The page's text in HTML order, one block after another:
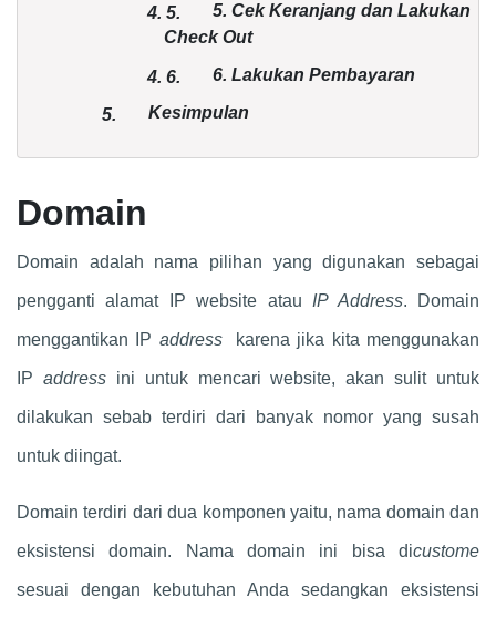
4. 5.
5. Cek Keranjang dan Lakukan
Check Out
4. 6. 6. Lakukan Pembayaran
5. Kesimpulan
Domain
Domain adalah nama pilihan yang digunakan sebagai
pengganti alamat IP website atau IP Address. Domain
menggantikan IP address karena jika kita menggunakan
IP addressini untuk mencari website, akan sulit untuk
dilakukan sebab terdiri dari banyak nomor yang susah
untuk diingat.
Domain terdiri dari dua komponen yaitu, nama domain dan
eksistensi domain. Nama domain ini bisa dicustome
sesuai dengan kebutuhan Anda sedangkan eksistensi